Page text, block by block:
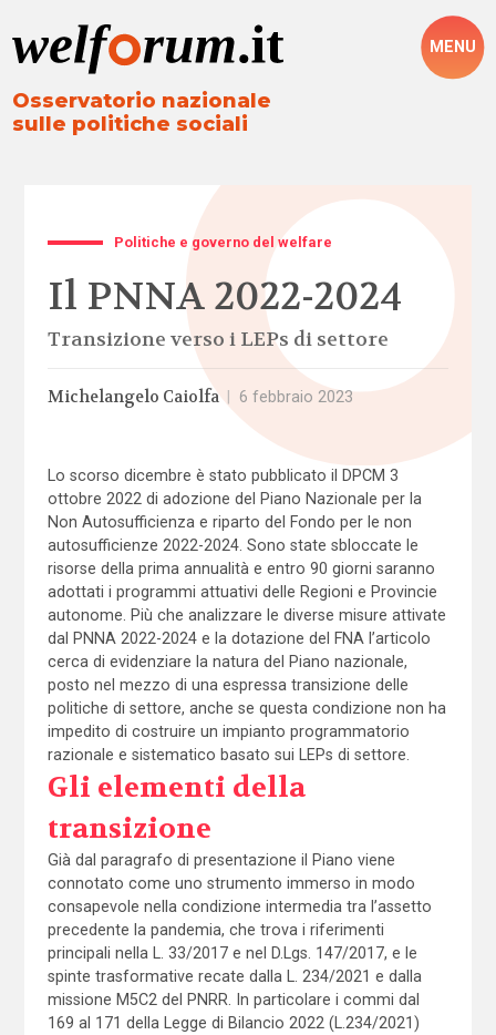
Osservatorio nazionale
sulle politiche sociali
MENU
Politiche e governo del welfare
Il PNNA 2022-2024
Transizione verso i LEPs di settore
Michelangelo Caiolfa 6 febbraio 2023
Lo scorso dicembre è stato pubblicato il DPCM 3
ottobre 2022 di adozione del Piano Nazionale per la
Non Autosufficienza e riparto del Fondo per le non
autosufficienze 2022-2024. Sono state sbloccate le
risorse della prima annualità e entro 90 giorni saranno
adottati i programmi attuativi delle Regioni e Provincie
autonome. Più che analizzare le diverse misure attivate
dal PNNA 2022-2024 e la dotazione del FNA l’articolo
cerca di evidenziare la natura del Piano nazionale,
posto nel mezzo di una espressa transizione delle
politiche di settore, anche se questa condizione non ha
impedito di costruire un impianto programmatorio
razionale e sistematico basato sui LEPs di settore.
Gli elementi della
transizione
Già dal paragrafo di presentazione il Piano viene
connotato come uno strumento immerso in modo
consapevole nella condizione intermedia tra l’assetto
precedente la pandemia, che trova i riferimenti
principali nella L. 33/2017 e nel D.Lgs. 147/2017, e le
spinte trasformative recate dalla L. 234/2021 e dalla
missione M5C2 del PNRR. In particolare i commi dal
169 al 171 della Legge di Bilancio 2022 (L.234/2021)